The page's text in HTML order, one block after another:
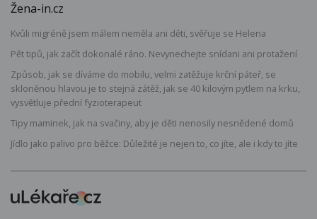
Žena-in.cz
Kvůli migréně jsem málem neměla ani děti, svěřuje se Helena
Pět tipů, jak začít dokonalé ráno. Nevynechejte snídani ani protažení
Způsob, jak se díváme do mobilu, velmi zatěžuje krční páteř, se
skloněnou hlavou je to stejná zátěž, jak se 40 kilovým pytlem na krku,
vysvětluje přední fyzioterapeut
Tipy maminek, jak na svačiny, aby je děti nenosily nesnědené domů
Jídlo jako palivo pro běžce: Důležité je nejen to, co jíte, ale i kdy to jíte